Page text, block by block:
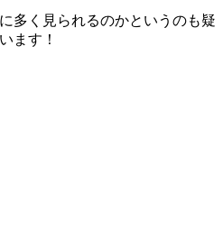
多く見られるのかというのも疑
ます！